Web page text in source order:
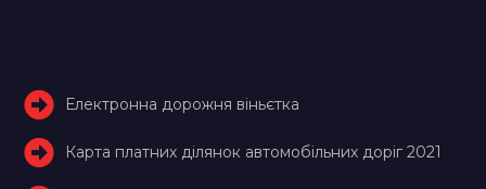
Електронна дорожня віньєтка
Карта платних ділянок автомобільних доріг 2021